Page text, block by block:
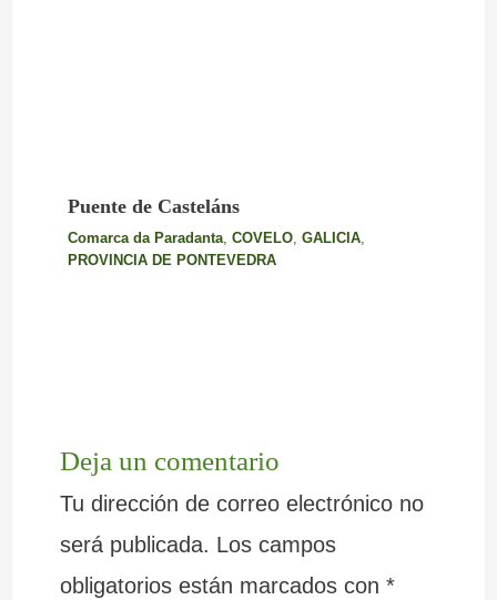
Puente de Casteláns
Comarca da Paradanta, COVELO, GALICIA,
PROVINCIA DE PONTEVEDRA
Deja un comentario
Tu dirección de correo electrónico no
será publicada. Los campos
obligatorios están marcados con *